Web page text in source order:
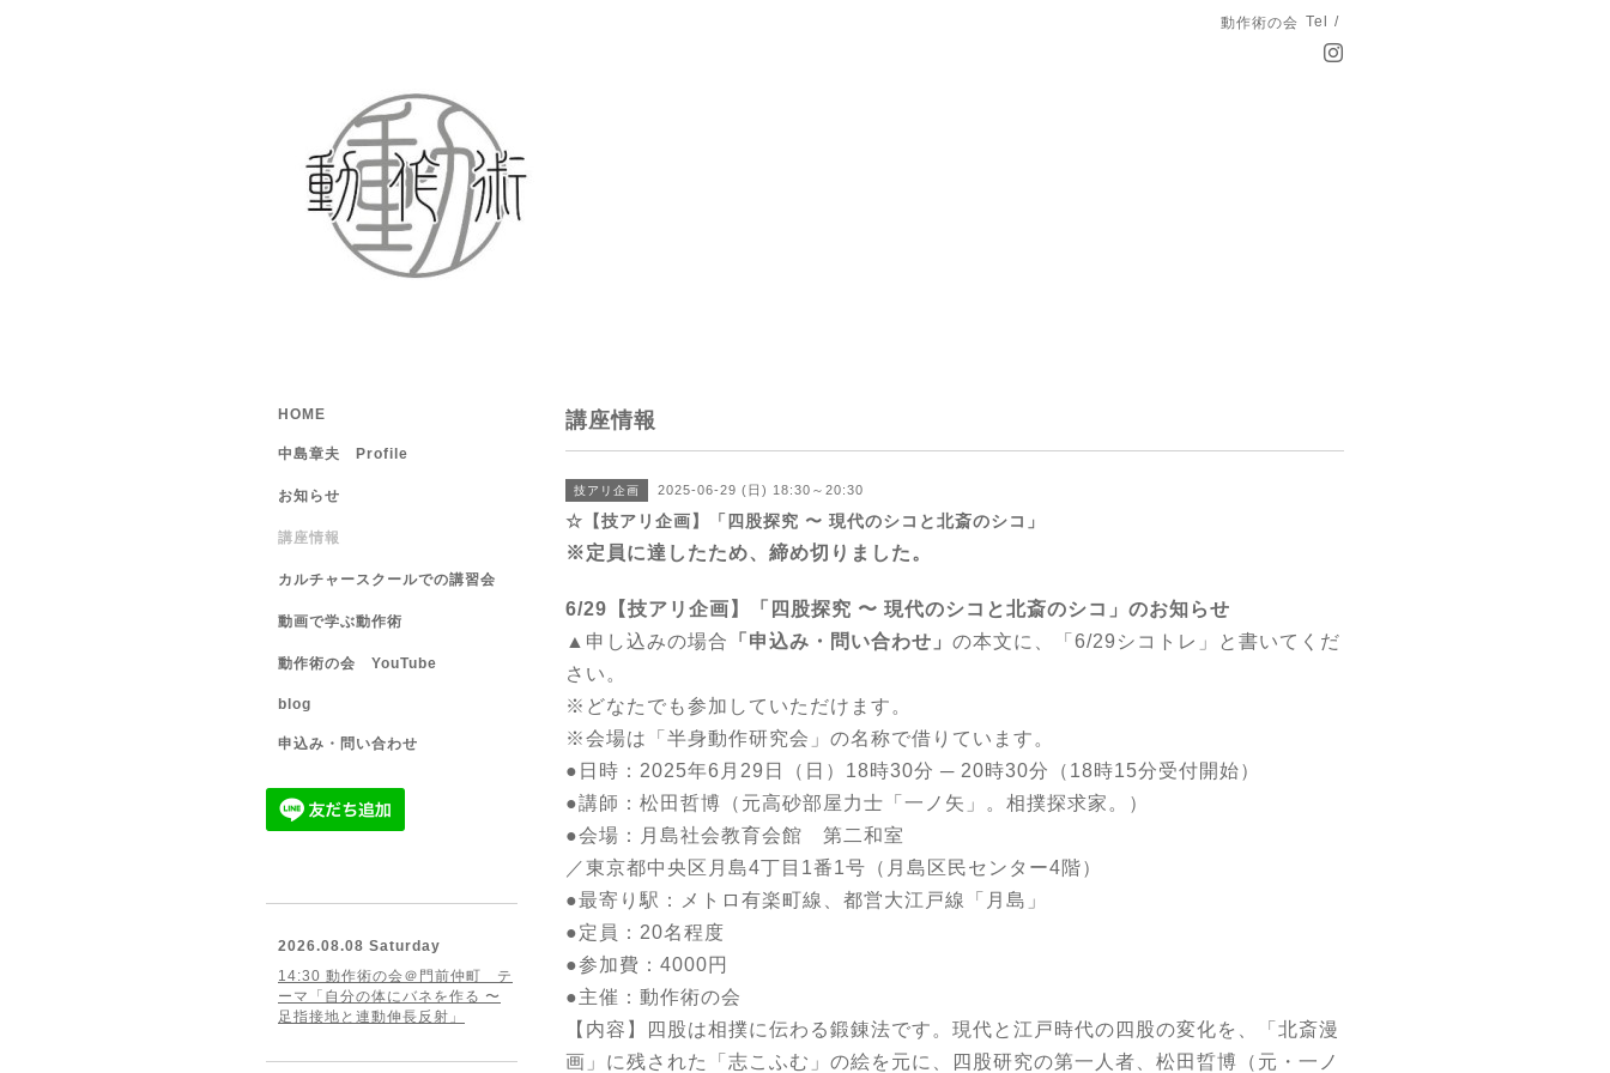
動作術の会 Tel /
講座情報
技アリ企画 2025-06-29 (日) 18:30～20:30
☆【技アリ企画】「四股探究 〜 現代のシコと北斎のシコ」
※定員に達したため、締め切りました。
6/29【技アリ企画】「四股探究 〜 現代のシコと北斎のシコ」のお知らせ
▲申し込みの場合
「申込み・問い合わせ」 の本文に、「6/29シコトレ」と書いてくだ
さい。
※どなたでも参加していただけます。
※会場は「半身動作研究会」の名称で借りています。
●日時：2025年6月29日（日）18時30分 ─ 20時30分（18時15分受付開始）
●講師：松田哲博（元高砂部屋力士「一ノ矢」。相撲探求家。）
●会場：月島社会教育会館 第二和室
／東京都中央区月島4丁目1番1号（月島区民センター4階）
●最寄り駅：メトロ有楽町線、都営大江戸線「月島」
●定員：20名程度
●参加費：4000円
●主催：動作術の会
【内容】四股は相撲に伝わる鍛錬法です。現代と江戸時代の四股の変化を、「北斎漫
画」に残された「志こふむ」の絵を元に、四股研究の第一人者、松田晢博（元・一ノ
HOME
中島章夫 Profile
お知らせ
講座情報
カルチャースクールでの講習会
動画で学ぶ動作術
動作術の会 YouTube
blog
申込み・問い合わせ
2026.08.08 Saturday
14:30 動作術の会＠門前仲町 テ
ーマ「自分の体にバネを作る 〜
足指接地と連動伸長反射」